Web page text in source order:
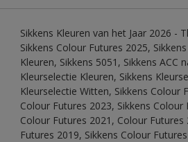
Sikkens Kleuren van het Jaar 2026 -
Sikkens Colour Futures 2025,
Kleuren, Sikkens 5051, Sikkens ACC
Kleurselectie Kleuren, Sikkens
Kleurselectie Witten, Sikkens Colour
Colour Futures 2023, Sikkens Colour
Colour Futures 2021, Colour Futures
Futures 2019, Sikkens Colour